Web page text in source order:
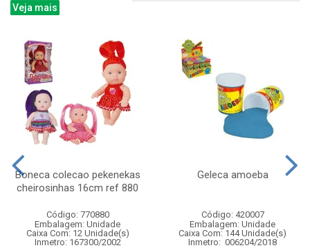
Veja mais
Boneca colecao pekenekas
cheirosinhas 16cm ref 880
Código: 770880
Embalagem: Unidade
Caixa Com: 12 Unidade(s)
Inmetro: 167300/2002
Geleca amoeba
Código: 420007
Embalagem: Unidade
Caixa Com: 144 Unidade(s)
Inmetro: 006204/2018